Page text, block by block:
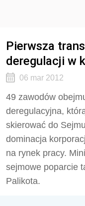
Pierwsza
deregulacji w
06 mar 2012
49 zawodów
deregulacyjna,
skierować do
dominacja
na rynek pracy.
sejmowe poparcie
Palikota.